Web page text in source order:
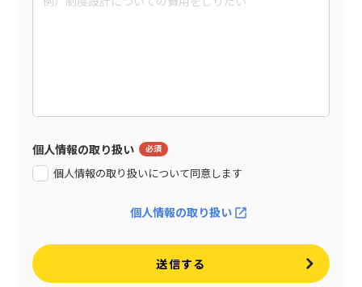
個人情報の取り扱い
個人情報の取り扱いについて同意します
個人情報の取り扱い
送信する